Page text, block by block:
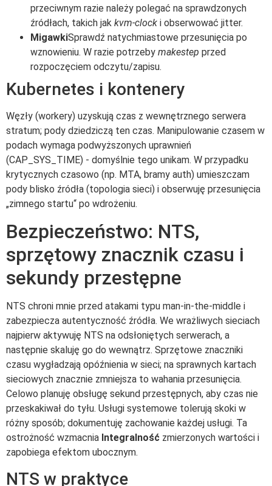
przeciwnym razie należy polegać na sprawdzonych
źródłach, takich jak kvm-clock i obserwować jitter.
MigawkiSprawdź natychmiastowe przesunięcia po
wznowieniu. W razie potrzeby makestep przed
rozpoczęciem odczytu/zapisu.
Kubernetes i kontenery
Węzły (workery) uzyskują czas z wewnętrznego serwera
stratum; pody dziedziczą ten czas. Manipulowanie czasem w
podach wymaga podwyższonych uprawnień
(CAP_SYS_TIME) - domyślnie tego unikam. W przypadku
krytycznych czasowo (np. MTA, bramy auth) umieszczam
pody blisko źródła (topologia sieci) i obserwuję przesunięcia
„zimnego startu“ po wdrożeniu.
Bezpieczeństwo: NTS,
sprzętowy znacznik czasu i
sekundy przestępne
NTS chroni mnie przed atakami typu man-in-the-middle i
zabezpiecza autentyczność źródła. We wrażliwych sieciach
najpierw aktywuję NTS na odsłoniętych serwerach, a
następnie skaluję go do wewnątrz. Sprzętowe znaczniki
czasu wygładzają opóźnienia w sieci; na sprawnych kartach
sieciowych znacznie zmniejsza to wahania przesunięcia.
Celowo planuję obsługę sekund przestępnych, aby czas nie
przeskakiwał do tyłu. Usługi systemowe tolerują skoki w
różny sposób; dokumentuję zachowanie każdej usługi. Ta
ostrożność wzmacnia Integralność zmierzonych wartości i
zapobiega efektom ubocznym.
NTS w praktyce